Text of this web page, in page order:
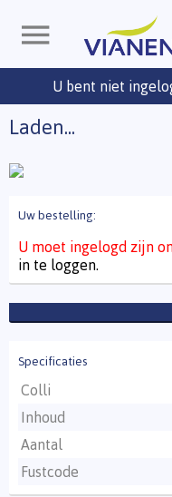
U bent niet
Laden...
Uw bestelling:
U moet ingelogd zijn
in te loggen.
Specificaties
Colli
Inhoud
Aantal
Fustcode